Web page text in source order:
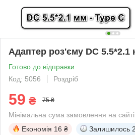
Адаптер роз'єму DC 5.5*2.1
Готово до відправки
Код: 5056
Роздріб
59 ₴ 75 ₴
Мінімальна сума замовлення на
Економія 16 ₴ Залишилось